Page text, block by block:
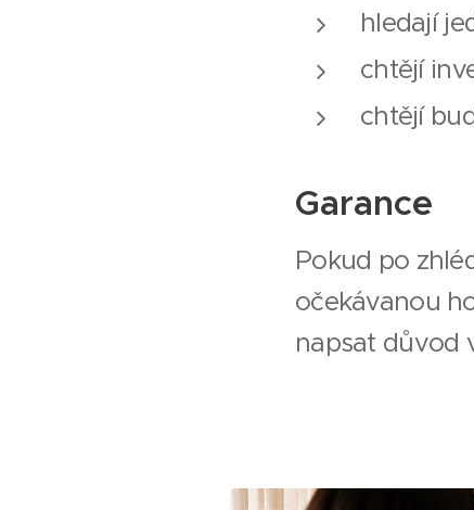
hledají
chtějí
chtějí
Garance
Pokud po
očekávanou
napsat důvod